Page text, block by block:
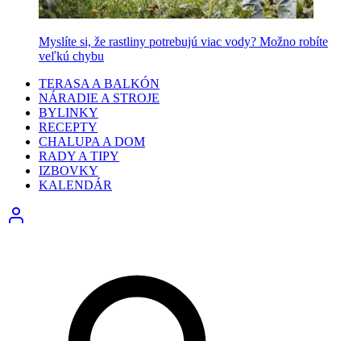
Myslíte si, že rastliny potrebujú viac vody? Možno robíte
veľkú chybu
TERASA A BALKÓN
NÁRADIE A STROJE
BYLINKY
RECEPTY
CHALUPA A DOM
RADY A TIPY
IZBOVKY
KALENDÁR